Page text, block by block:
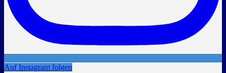
Auf Instagram folgen